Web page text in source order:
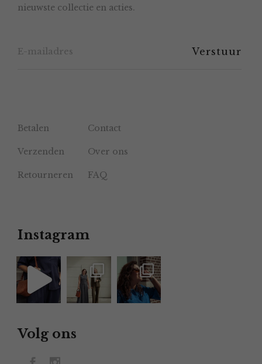
nieuwste collectie en acties.
Betalen Contact
Verzenden Over ons
Retourneren FAQ
Instagram
Volg ons